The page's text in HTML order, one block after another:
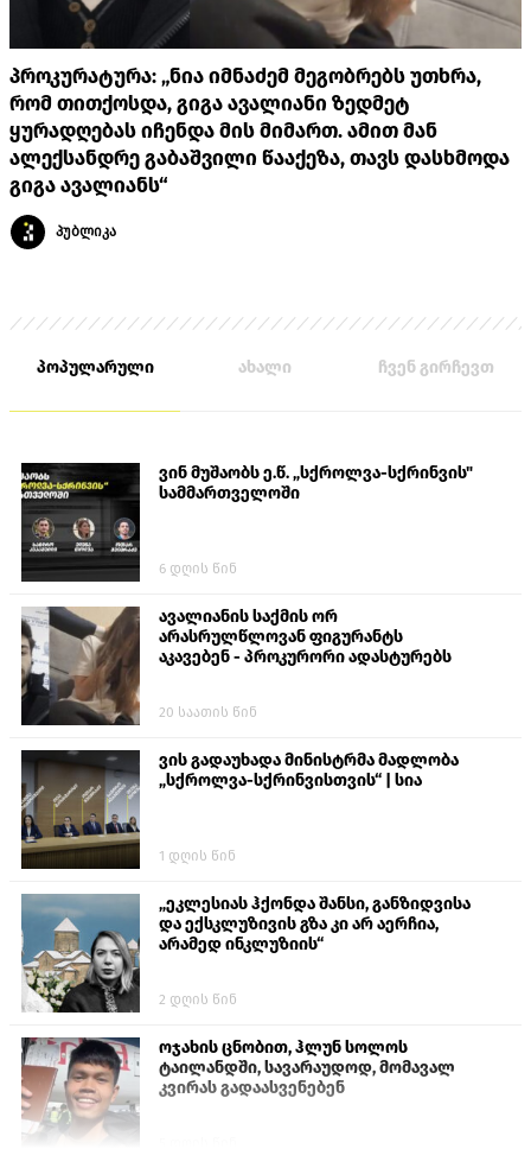
პროკურატურა: „ნია იმნაძემ მეგობრებს უთხრა,
რომ თითქოსდა, გიგა ავალიანი ზედმეტ
ყურადღებას იჩენდა მის მიმართ. ამით მან
ალექსანდრე გაბაშვილი წააქეზა, თავს დასხმოდა
გიგა ავალიანს“
პუბლიკა
პოპულარული ახალი ჩვენ გირჩევთ
ვინ მუშაობს ე.წ. „სქროლვა-სქრინვის"
სამმართველოში
6 დღის წინ
ავალიანის საქმის ორ
არასრულწლოვან ფიგურანტს
აკავებენ - პროკურორი ადასტურებს
20 საათის წინ
ვის გადაუხადა მინისტრმა მადლობა
„სქროლვა-სქრინვისთვის“ | სია
1 დღის წინ
„ეკლესიას ჰქონდა შანსი, განზიდვისა
და ექსკლუზივის გზა კი არ აერჩია,
არამედ ინკლუზიის“
2 დღის წინ
ოჯახის ცნობით, ჰლუნ სოლოს
ტაილანდში, სავარაუდოდ, მომავალ
კვირას გადაასვენებენ